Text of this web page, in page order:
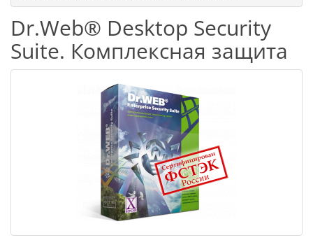
Dr.Web® Desktop Security
Suite. Комплексная защита